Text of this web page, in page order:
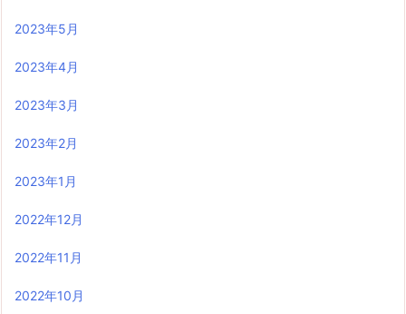
2023年5月
2023年4月
2023年3月
2023年2月
2023年1月
2022年12月
2022年11月
2022年10月